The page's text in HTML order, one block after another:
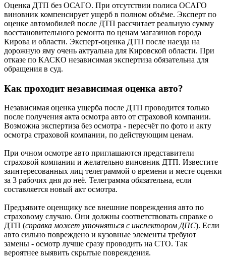
Оценка ДТП без ОСАГО. При отсутствии полиса ОСАГО
виновник компенсирует ущерб в полном объёме. Эксперт по
оценке автомобилей после ДТП рассчитает реальную сумму
восстановительного ремонта по ценам магазинов города
Кирова и области. Эксперт-оценка ДТП после наезда на
дорожную яму очень актуальна для Кировской области. При
отказе по КАСКО независимая экспертиза обязательна для
обращения в суд.
Как проходит независимая оценка авто?
Независимая оценка ущерба после ДТП проводится только
после получения акта осмотра авто от страховой компании.
Возможна экспертиза без осмотра - пересчёт по фото и акту
осмотра страховой компании, по действующим ценам.
При очном осмотре авто приглашаются представители
страховой компании и желательно виновник ДТП. Известите
заинтересованных лиц телеграммой о времени и месте оценки
за 3 рабочих дня до неё. Телеграмма обязательна, если
составляется новый акт осмотра.
Предъявите оценщику все внешние повреждения авто по
страховому случаю. Они должны соответствовать справке о
ДТП (справка может уточняться с инспектором ДПС). Если
авто сильно повреждено и кузовные элементы требуют
замены - осмотр лучше сразу проводить на СТО. Так
вероятнее выявить скрытые повреждения.